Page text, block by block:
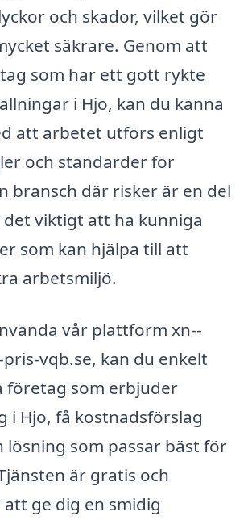
och skador, vilket gör
säkrare. Genom att
som har ett gott rykte
i Hjo, kan du känna
att arbetet utförs enligt
och standarder för
bransch där risker är en del
viktigt att ha kunniga
som kan hjälpa till att
arbetsmiljö.
vår plattform xn--
vqb.se, kan du enkelt
företag som erbjuder
i Hjo, få kostnadsförslag
lösning som passar bäst för
är gratis och
ge dig en smidig